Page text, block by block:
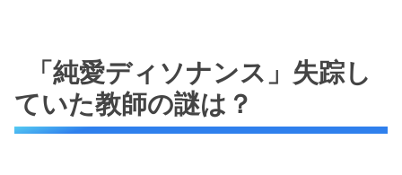
「純愛ディソナンス」失踪し
ていた教師の謎は？